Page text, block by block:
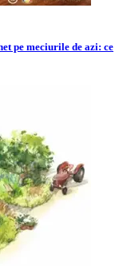
pe meciurile de azi: ce